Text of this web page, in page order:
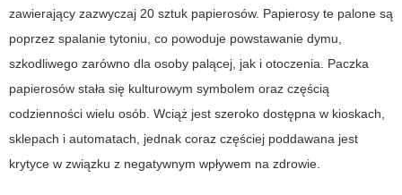
zawierający zazwyczaj 20 sztuk papierosów. Papierosy te palone są
poprzez spalanie tytoniu, co powoduje powstawanie dymu,
szkodliwego zarówno dla osoby palącej, jak i otoczenia. Paczka
papierosów stała się kulturowym symbolem oraz częścią
codzienności wielu osób. Wciąż jest szeroko dostępna w kioskach,
sklepach i automatach, jednak coraz częściej poddawana jest
krytyce w związku z negatywnym wpływem na zdrowie.